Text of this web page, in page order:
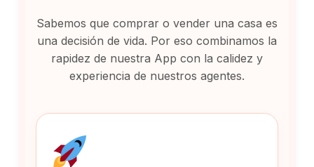
Sabemos que comprar o vender una casa es
una decisión de vida. Por eso combinamos la
rapidez de nuestra App con la calidez y
experiencia de nuestros agentes.